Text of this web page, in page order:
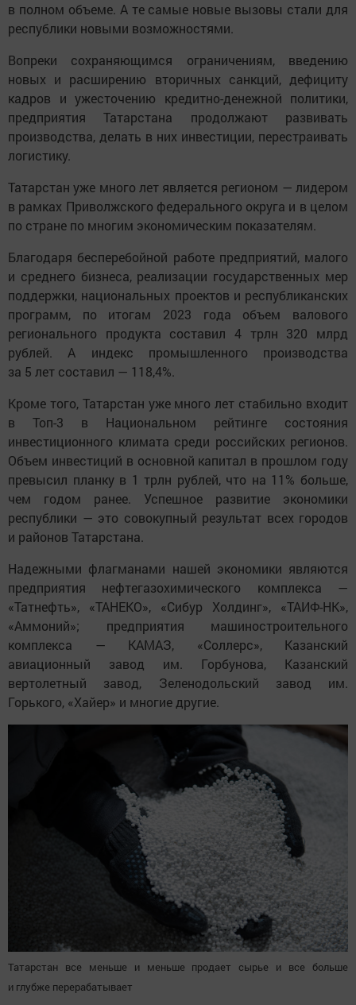
в полном объеме. А те самые новые вызовы стали для
республики новыми возможностями.
Вопреки сохраняющимся ограничениям, введению
новых и расширению вторичных санкций, дефициту
кадров и ужесточению кредитно-денежной политики,
предприятия Татарстана продолжают развивать
производства, делать в них инвестиции, перестраивать
логистику.
Татарстан уже много лет является регионом — лидером
в рамках Приволжского федерального округа и в целом
по стране по многим экономическим показателям.
Благодаря бесперебойной работе предприятий, малого
и среднего бизнеса, реализации государственных мер
поддержки, национальных проектов и республиканских
программ, по итогам 2023 года объем валового
регионального продукта составил 4 трлн 320 млрд
рублей. А индекс промышленного производства
за 5 лет составил — 118,4%.
Кроме того, Татарстан уже много лет стабильно входит
в Топ-3 в Национальном рейтинге состояния
инвестиционного климата среди российских регионов.
Объем инвестиций в основной капитал в прошлом году
превысил планку в 1 трлн рублей, что на 11% больше,
чем годом ранее. Успешное развитие экономики
республики — это совокупный результат всех городов
и районов Татарстана.
Надежными флагманами нашей экономики являются
предприятия нефтегазохимического комплекса —
«Татнефть», «ТАНЕКО», «Сибур Холдинг», «ТАИФ-НК»,
«Аммоний»; предприятия машиностроительного
комплекса — КАМАЗ, «Соллерс», Казанский
авиационный завод им. Горбунова, Казанский
вертолетный завод, Зеленодольский завод им.
Горького, «Хайер» и многие другие.
Татарстан все меньше и меньше продает сырье и все больше
и глубже перерабатывает